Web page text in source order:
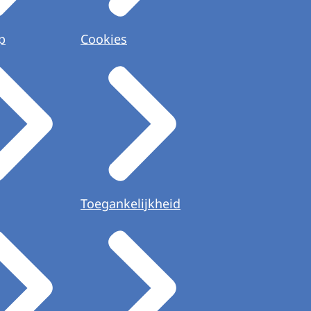
Cookies
Toegankelijkheid